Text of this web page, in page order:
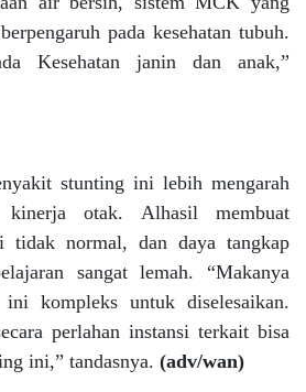
pada kesehatan tubuh.
Kesehatan janin dan anak,”
stunting ini lebih mengarah
kinerja otak. Alhasil membuat
tidak normal, dan daya tangkap
sangat lemah. “Makanya
ini kompleks untuk diselesaikan.
perlahan instansi terkait bisa
ini,” tandasnya. (adv/wan)